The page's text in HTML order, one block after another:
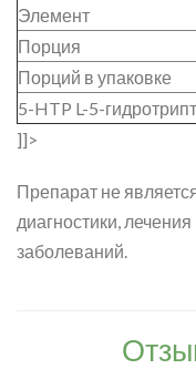
Элемент
Порция
Порций в упаковке
5-HTP L-5-
]]>
Препарат не
диагностики,
заболеваний.